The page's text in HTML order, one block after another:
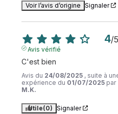
Voir l’avis d’origine Signaler
4/5
Avis vérifié
C'est bien
Avis du 24/08/2025 , suite à
expérience du 01/07/2025 par
M.K.
Utile(0) Signaler